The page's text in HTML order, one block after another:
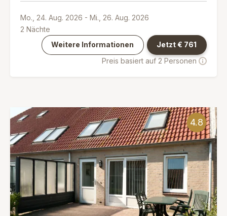
Mo., 24. Aug. 2026 - Mi., 26. Aug. 2026
2 Nächte
Weitere Informationen
Jetzt € 761
Preis basiert auf 2 Personen
4.8